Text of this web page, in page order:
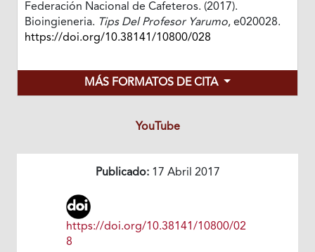
Federación Nacional de Cafeteros. (2017).
Bioingieneria. Tips Del Profesor Yarumo, e020028.
https://doi.org/10.38141/10800/028
MÁS FORMATOS DE CITA
YouTube
Publicado:17 Abril 2017
https://doi.org/10.38141/10800/02
8